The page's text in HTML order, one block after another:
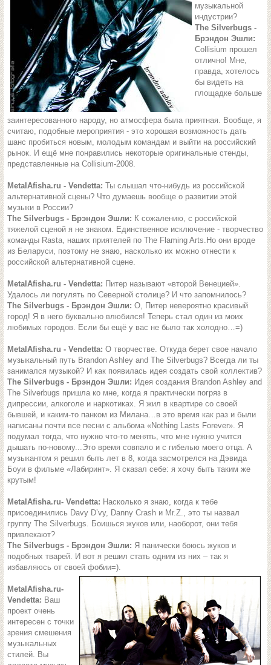
музыкальной
индустрии?
The Silverbugs -
Брэндон Эшли:
Collisium прошел
отлично! Мне,
правда, хотелось
бы видеть на
площадке больше
заинтересованного народу, но атмосфера была приятная. Вообще, я
считаю, подобные мероприятия - это хорошая возможность дать
шанс пробиться новым, молодым командам и выйти на российский
рынок. И ещё мне понравились некоторые оригинальные стенды,
представленные на Collisium-2008.
MetalAfisha.ru - Vendetta: Ты слышал что-нибудь из российской
альтернативной сцены? Что думаешь вообще о развитии этой
музыки в России?
The Silverbugs - Брэндон Эшли: К сожалению, с российской
тяжелой сценой я не знаком. Единственное исключение - творчество
команды Rasta, наших приятелей по The Flaming Arts.Но они вроде
из Беларуси, поэтому не знаю, насколько их можно отнести к
российской альтернативной сцене.
MetalAfisha.ru - Vendetta: Питер называют «второй Венецией».
Удалось ли погулять по Северной столице? И что запомнилось?
The Silverbugs - Брэндон Эшли: О, Питер невероятно красивый
город! Я в него буквально влюбился! Теперь стал один из моих
любимых городов. Если бы ещё у вас не было так холодно…=)
MetalAfisha.ru - Vendetta: О творчестве. Откуда берет свое начало
музыкальный путь Brandon Ashley and The Silverbugs? Всегда ли ты
занимался музыкой? И как появилась идея создать свой коллектив?
The Silverbugs - Брэндон Эшли: Идея создания Brandon Ashley and
The Silverbugs пришла ко мне, когда я практически погряз в
дипрессии, алкоголе и наркотиках. Я жил в квартире со своей
бывшей, и каким-то панком из Милана…в это время как раз и были
написаны почти все песни с альбома «Nothing Lasts Forever». Я
подумал тогда, что нужно что-то менять, что мне нужно учится
дышать по-новому...Это время совпало и с гибелью моего отца. А
музыкантом я решил быть лет в 8, когда засмотрелся на Дэвида
Боуи в фильме «Лабиринт». Я сказал себе: я хочу быть таким же
крутым!
MetalAfisha.ru- Vendetta: Насколько я знаю, когда к тебе
присоединились Davy D’vy, Danny Crash и Mr.Z., это ты назвал
группу The Silverbugs. Боишься жуков или, наоборот, они тебя
привлекают?
The Silverbugs - Брэндон Эшли: Я панически боюсь жуков и
подобных тварей. И вот я решил стать одним из них – так я
избавляюсь от своей фобии=).
MetalAfisha.ru-
Vendetta: Ваш
проект очень
интересен с точки
зрения смешения
музыкальных
стилей. Вы